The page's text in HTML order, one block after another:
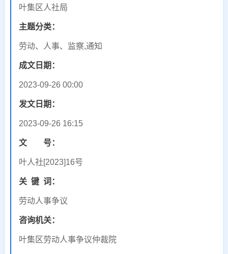
叶集区人社局
主题分类：
劳动、人事、监察,通知
成文日期：
2023-09-26 00:00
发文日期：
2023-09-26 16:15
文 号：
叶人社[2023]16号
关 键 词：
劳动人事争议
咨询机关：
叶集区劳动人事争议仲裁院